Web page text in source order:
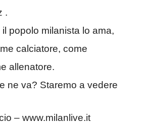
.
il popolo milanista lo ama,
calciatore, come
allenatore.
ne va? Staremo a vedere
– www.milanlive.it